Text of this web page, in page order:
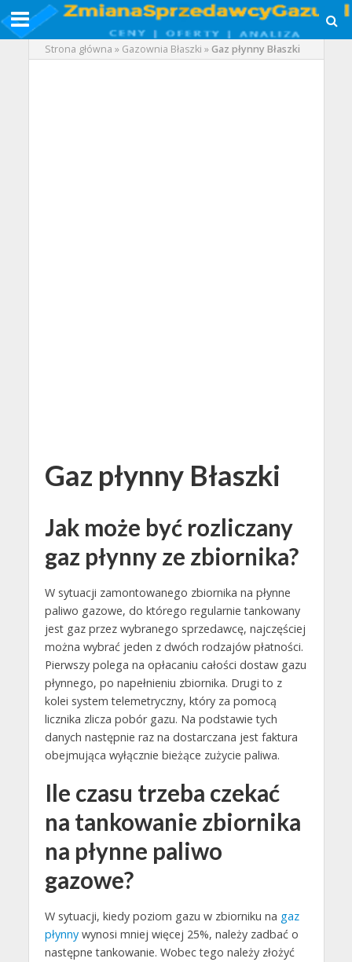
Strona główna » Gazownia Błaszki »Gaz płynny Błaszki
Gaz płynny Błaszki
Jak może być rozliczany
gaz płynny ze zbiornika?
W sytuacji zamontowanego zbiornika na płynne
paliwo gazowe, do którego regularnie tankowany
jest gaz przez wybranego sprzedawcę, najczęściej
można wybrać jeden z dwóch rodzajów płatności.
Pierwszy polega na opłacaniu całości dostaw gazu
płynnego, po napełnieniu zbiornika. Drugi to z
kolei system telemetryczny, który za pomocą
licznika zlicza pobór gazu. Na podstawie tych
danych następnie raz na dostarczana jest faktura
obejmująca wyłącznie bieżące zużycie paliwa.
Ile czasu trzeba czekać
na tankowanie zbiornika
na płynne paliwo
gazowe?
W sytuacji, kiedy poziom gazu w zbiorniku na gaz
płynnywynosi mniej więcej 25%, należy zadbać o
następne tankowanie. Wobec tego należy złożyć